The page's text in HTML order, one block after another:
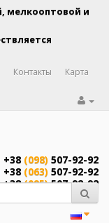
мелкооптовой и
Контакты
Карта
+38 (098) 507-92-92
+38 (063) 507-92-92
+38(095)507-92-92